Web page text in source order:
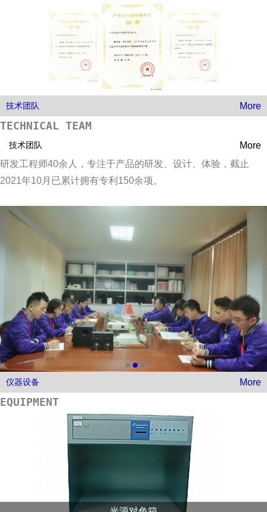
技术团队 More
TECHNICAL TEAM
技术团队
More
研发工程师40余人，专注于产品的研发、设计、体验，截止
2021年10月已累计拥有专利150余项。
仪器设备 More
EQUIPMENT